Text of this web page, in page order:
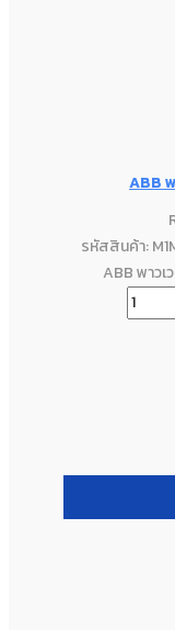
ABB
รหัสสินค้า:
ABB พาว